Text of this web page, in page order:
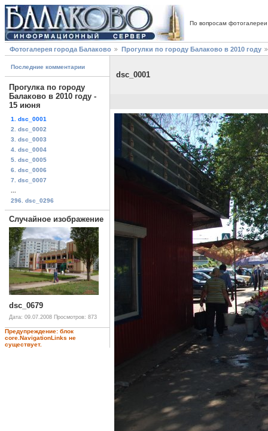
По вопросам
Фотогалерея города Балаково Прогулки по городу Балаково в 2010 году
Последние комментарии
Прогулка по городу
Балаково в 2010 году -
15 июня
1. dsc_0001
2. dsc_0002
3. dsc_0003
4. dsc_0004
5. dsc_0005
6. dsc_0006
7. dsc_0007
296. dsc_0296
Случайное изображение
dsc_0679
Дата: 09.07.2008 Просмотров: 873
Предупреждение: блок
core.NavigationLinks не
существует.
dsc_0001